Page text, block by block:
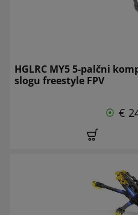
HGLRC MY5 5-palčni
slogu freestyle FPV
€